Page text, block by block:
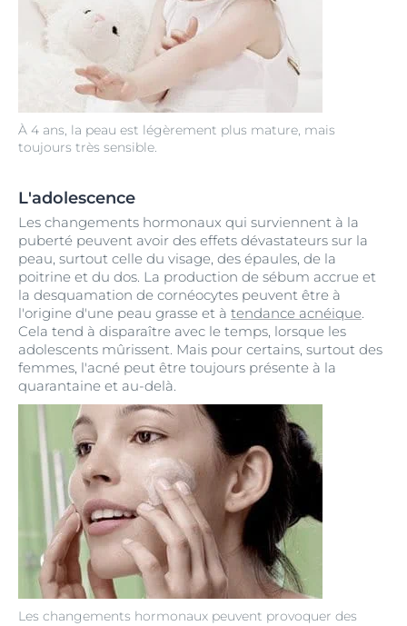
À 4 ans, la peau est légèrement plus mature, mais
toujours très sensible.
L'adolescence
Les changements hormonaux peuvent provoquer des
Les changements hormonaux qui surviennent à la
puberté peuvent avoir des effets dévastateurs sur la
peau, surtout celle du visage, des épaules, de la
poitrine et du dos. La production de sébum accrue et
la desquamation de cornéocytes peuvent être à
l'origine d'une peau grasse et à tendance acnéique.
Cela tend à disparaître avec le temps, lorsque les
adolescents mûrissent. Mais pour certains, surtout des
femmes, l'acné peut être toujours présente à la
quarantaine et au-delà.